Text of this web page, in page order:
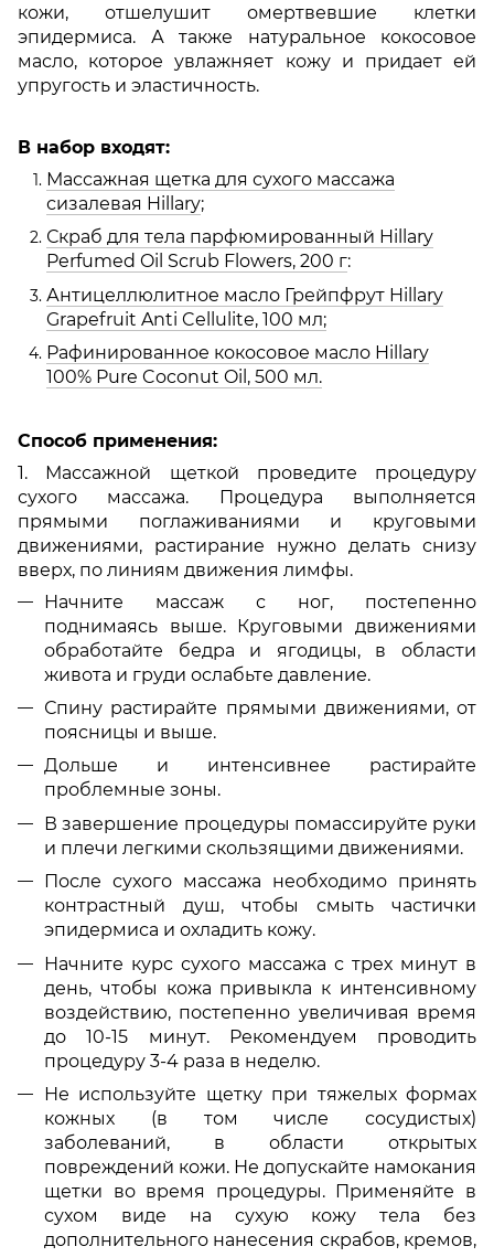
кожи, отшелушит омертвевшие клетки
эпидермиса. А также натуральное кокосовое
масло, которое увлажняет кожу и придает ей
упругость и эластичность.
В набор входят:
Массажная щетка для сухого массажа
сизалевая Hillary;
Скраб для тела парфюмированный Hillary
Perfumed Oil Scrub Flowers, 200 г:
Антицеллюлитное масло Грейпфрут Hillary
Grapefruit Anti Cellulite, 100 мл;
Рафинированное кокосовое масло Hillary
100% Pure Coconut Oil, 500 мл.
Способ применения:
1. Массажной щеткой проведите процедуру
сухого массажа. Процедура выполняется
прямыми поглаживаниями и круговыми
движениями, растирание нужно делать снизу
вверх, по линиям движения лимфы.
Начните массаж с ног, постепенно
поднимаясь выше. Круговыми движениями
обработайте бедра и ягодицы, в области
живота и груди ослабьте давление.
Спину растирайте прямыми движениями, от
поясницы и выше.
Дольше и интенсивнее растирайте
проблемные зоны.
В завершение процедуры помассируйте руки
и плечи легкими скользящими движениями.
После сухого массажа необходимо принять
контрастный душ, чтобы смыть частички
эпидермиса и охладить кожу.
Начните курс сухого массажа с трех минут в
день, чтобы кожа привыкла к интенсивному
воздействию, постепенно увеличивая время
до 10-15 минут. Рекомендуем проводить
процедуру 3-4 раза в неделю.
Не используйте щетку при тяжелых формах
кожных (в том числе сосудистых)
заболеваний, в области открытых
повреждений кожи. Не допускайте намокания
щетки во время процедуры. Применяйте в
сухом виде на сухую кожу тела без
дополнительного нанесения скрабов, кремов,